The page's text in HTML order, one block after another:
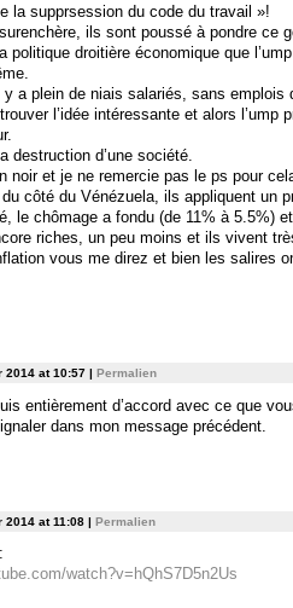
la supprsession du code du travail »!
ils sont poussé à pondre ce
politique droitière économique que
y a plein de niais salariés, sans emplois
l’idée intéressante et alors l’ump
destruction d’une société.
noir et je ne remercie pas le ps pour
côté du Vénézuela, ils appliquent un
le chômage a fondu (de 11% à 5.5%)
riches, un peu moins et ils vivent
vous me direz et bien les salires
2014 at 10:57 | Permalien
entièrement d’accord avec ce que
dans mon message précédent.
2014 at 11:08 | Permalien
watch?v=hQhS7D5n2Us